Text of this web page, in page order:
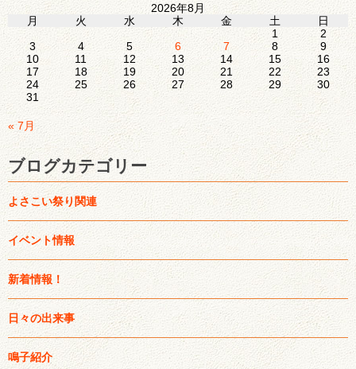
2026年8月
月
火 水 木 金 土
日
1
2
3
4 5 6 7 8
9
10
11 12 13 14 15
16
17
18 19 20 21 22
23
24
25 26 27 28 29
30
31
« 7月
ブログカテゴリー
よさこい祭り関連
イベント情報
新着情報！
日々の出来事
鳴子紹介